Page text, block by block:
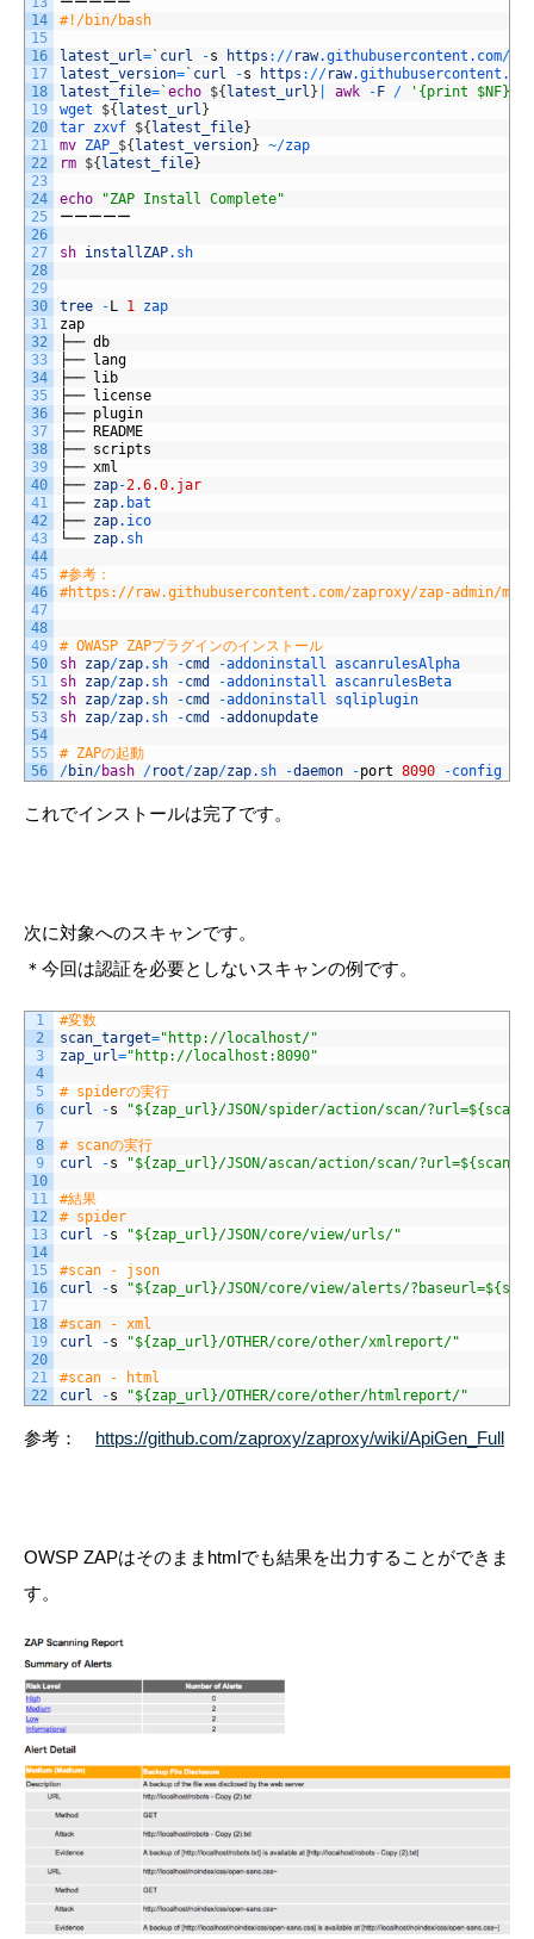
14
15
16
17
18
19
20
21
22
23
24
25
26
27
28
29
30
31
32
33
34
35
36
37
38
39
40
41
42
43
44
45
46
47
48
49
50
51
52
53
54
55
56
#!/bin/bash
latest_url= ` curl -s https : //raw.githubusercontent .com/
latest_version= ` curl -s https : //raw.githubusercontent .com
latest_file= ` echo ${ latest_url } awk - F / '{print $NF}'
wget
${ latest_url }
tar zxvf ${ latest_file}
mv ZAP_ ${ latest_version} ~/zap
rm ${ latest_file}
echo
"ZAP Install Complete"
ーーーーー
sh installZAP.sh
tree - L 1 zap
zap
├── db
├──
lang
├──
lib
├──
license
├── plugin
├──
README
├── scripts
├── xml
├── zap-2.6.0.jar
├── zap.bat
├── zap.ico
└── zap.sh
#参考：
#https://raw.githubusercontent.com/zaproxy/zap-admin/
# OWASP ZAPプラグインのインストール
sh zap/zap.sh -cmd -addoninstall ascanrulesAlpha
sh zap/zap.sh -cmd -addoninstall ascanrulesBeta
sh zap/zap.sh -cmd -addoninstall sqliplugin
sh zap/zap.sh -cmd -addonupdate
# ZAPの起動
/bin/bash /root/zap/zap.sh -daemon -port 8090 -config
これでインストールは完了です。
次に対象へのスキャンです。
＊今回は認証を必要としないスキャンの例です。
1
2
3
4
5
6
7
8
9
10
11
12
13
14
15
16
17
18
19
20
21
22
#変数
scan_target="http://localhost/"
zap_url="http://localhost:8090"
# spiderの実行
curl
-s "${zap_url}/JSON/spider/action/scan/
# scanの実行
curl
-s "${zap_url}/JSON/ascan/action/scan/
#結果
# spider
curl
-s "${zap_url}/JSON/core/view/urls/"
#scan - json
curl
-s "${zap_url}/JSON/core/view/alerts/
#scan - xml
curl
-s "${zap_url}/OTHER/core/other/xmlreport/"
#scan - html
curl
-s "${zap_url}/OTHER/core/other/htmlreport/"
参考： https://github.com/zaproxy/zaproxy/wiki/ApiGen_Full
OWSP ZAPはそのままhtmlでも結果を出力することができま
す。